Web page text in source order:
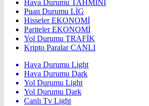
Hava Durumu TAHMİNİ
Puan Durumu LİG
HisselerEKONOMİ
ParitelerEKONOMİ
Yol Durumu TRAFİK
Kripto ParalarCANLI
Hava Durumu Light
Hava Durumu Dark
Yol Durumu Light
Yol Durumu Dark
Canlı Tv Light